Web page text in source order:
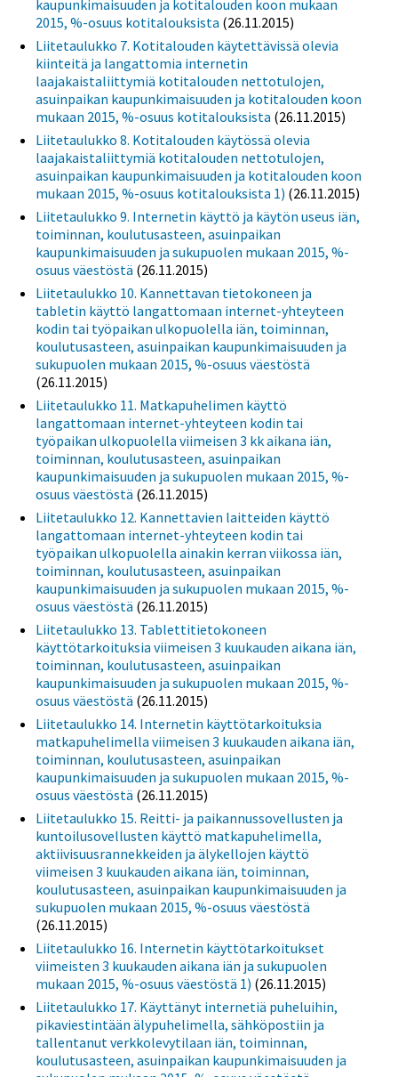
kaupunkimaisuuden ja kotitalouden koon mukaan
2015, %-osuus kotitalouksista (26.11.2015)
Liitetaulukko 7. Kotitalouden käytettävissä olevia
kiinteitä ja langattomia internetin
laajakaistaliittymiä kotitalouden nettotulojen,
asuinpaikan kaupunkimaisuuden ja kotitalouden koon
mukaan 2015, %-osuus kotitalouksista (26.11.2015)
Liitetaulukko 8. Kotitalouden käytössä olevia
laajakaistaliittymiä kotitalouden nettotulojen,
asuinpaikan kaupunkimaisuuden ja kotitalouden koon
mukaan 2015, %-osuus kotitalouksista 1) (26.11.2015)
Liitetaulukko 9. Internetin käyttö ja käytön useus iän,
toiminnan, koulutusasteen, asuinpaikan
kaupunkimaisuuden ja sukupuolen mukaan 2015, %-
osuus väestöstä (26.11.2015)
Liitetaulukko 10. Kannettavan tietokoneen ja
tabletin käyttö langattomaan internet-yhteyteen
kodin tai työpaikan ulkopuolella iän, toiminnan,
koulutusasteen, asuinpaikan kaupunkimaisuuden ja
sukupuolen mukaan 2015, %-osuus väestöstä
(26.11.2015)
Liitetaulukko 11. Matkapuhelimen käyttö
langattomaan internet-yhteyteen kodin tai
työpaikan ulkopuolella viimeisen 3 kk aikana iän,
toiminnan, koulutusasteen, asuinpaikan
kaupunkimaisuuden ja sukupuolen mukaan 2015, %-
osuus väestöstä (26.11.2015)
Liitetaulukko 12. Kannettavien laitteiden käyttö
langattomaan internet-yhteyteen kodin tai
työpaikan ulkopuolella ainakin kerran viikossa iän,
toiminnan, koulutusasteen, asuinpaikan
kaupunkimaisuuden ja sukupuolen mukaan 2015, %-
osuus väestöstä (26.11.2015)
Liitetaulukko 13. Tablettitietokoneen
käyttötarkoituksia viimeisen 3 kuukauden aikana iän,
toiminnan, koulutusasteen, asuinpaikan
kaupunkimaisuuden ja sukupuolen mukaan 2015, %-
osuus väestöstä (26.11.2015)
Liitetaulukko 14. Internetin käyttötarkoituksia
matkapuhelimella viimeisen 3 kuukauden aikana iän,
toiminnan, koulutusasteen, asuinpaikan
kaupunkimaisuuden ja sukupuolen mukaan 2015, %-
osuus väestöstä (26.11.2015)
Liitetaulukko 15. Reitti- ja paikannussovellusten ja
kuntoilusovellusten käyttö matkapuhelimella,
aktiivisuusrannekkeiden ja älykellojen käyttö
viimeisen 3 kuukauden aikana iän, toiminnan,
koulutusasteen, asuinpaikan kaupunkimaisuuden ja
sukupuolen mukaan 2015, %-osuus väestöstä
(26.11.2015)
Liitetaulukko 16. Internetin käyttötarkoitukset
viimeisten 3 kuukauden aikana iän ja sukupuolen
mukaan 2015, %-osuus väestöstä 1) (26.11.2015)
Liitetaulukko 17. Käyttänyt internetiä puheluihin,
pikaviestintään älypuhelimella, sähköpostiin ja
tallentanut verkkolevytilaan iän, toiminnan,
koulutusasteen, asuinpaikan kaupunkimaisuuden ja